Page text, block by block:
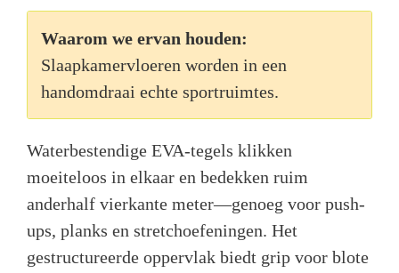
Waarom we ervan houden:
Slaapkamervloeren worden in een
handomdraai echte sportruimtes.
Waterbestendige EVA-tegels klikken
moeiteloos in elkaar en bedekken ruim
anderhalf vierkante meter—genoeg voor push-
ups, planks en stretchoefeningen. Het
gestructureerde oppervlak biedt grip voor blote